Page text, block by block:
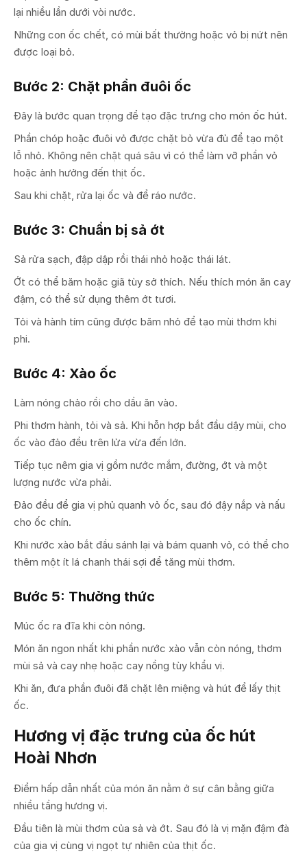
lại nhiều lần dưới vòi nước.
Những con ốc chết, có mùi bất thường hoặc vỏ bị nứt nên
được loại bỏ.
Bước 2: Chặt phần đuôi ốc
Đây là bước quan trọng để tạo đặc trưng cho món ốc hút.
Phần chóp hoặc đuôi vỏ được chặt bỏ vừa đủ để tạo một
lỗ nhỏ. Không nên chặt quá sâu vì có thể làm vỡ phần vỏ
hoặc ảnh hưởng đến thịt ốc.
Sau khi chặt, rửa lại ốc và để ráo nước.
Bước 3: Chuẩn bị sả ớt
Sả rửa sạch, đập dập rồi thái nhỏ hoặc thái lát.
Ớt có thể băm hoặc giã tùy sở thích. Nếu thích món ăn cay
đậm, có thể sử dụng thêm ớt tươi.
Tỏi và hành tím cũng được băm nhỏ để tạo mùi thơm khi
phi.
Bước 4: Xào ốc
Làm nóng chảo rồi cho dầu ăn vào.
Phi thơm hành, tỏi và sả. Khi hỗn hợp bắt đầu dậy mùi, cho
ốc vào đảo đều trên lửa vừa đến lớn.
Tiếp tục nêm gia vị gồm nước mắm, đường, ớt và một
lượng nước vừa phải.
Đảo đều để gia vị phủ quanh vỏ ốc, sau đó đậy nắp và nấu
cho ốc chín.
Khi nước xào bắt đầu sánh lại và bám quanh vỏ, có thể cho
thêm một ít lá chanh thái sợi để tăng mùi thơm.
Bước 5: Thưởng thức
Múc ốc ra đĩa khi còn nóng.
Món ăn ngon nhất khi phần nước xào vẫn còn nóng, thơm
mùi sả và cay nhẹ hoặc cay nồng tùy khẩu vị.
Khi ăn, đưa phần đuôi đã chặt lên miệng và hút để lấy thịt
ốc.
Hương vị đặc trưng của ốc hút
Hoài Nhơn
Điểm hấp dẫn nhất của món ăn nằm ở sự cân bằng giữa
nhiều tầng hương vị.
Đầu tiên là mùi thơm của sả và ớt. Sau đó là vị mặn đậm đà
của gia vị cùng vị ngọt tự nhiên của thịt ốc.